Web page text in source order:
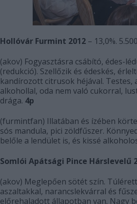
Hollóvár Furmint 2012 – 13,0%.
(akov) Fogyasztásra csábító, édes-
(redukció). Szellőzik és édeskés,
kandírozott citrusok héjával.
alkohollal, oda nem való cukorral,
drága. 4p
(furmintfan) Illatában és ízében
sós mandula, pici zöldfűszer.
belőle a lendület is, és kissé
Somlói Apátsági Pince Hárslevelű
(akov) Meglepően sötét szín.
aszaltakkal, narancslekvárral és
előrehaladott állapotban van. Nagy